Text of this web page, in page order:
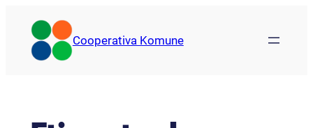
contenido
Cooperativa Komune